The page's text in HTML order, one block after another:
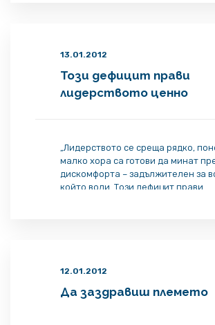
13.01.2012
Този дефицит прави
лидерството ценно
„Лидерството се среща рядко,
малко хора са готови да минат
дискомфорта – задължителен за
който води. Този дефицит прави
12.01.2012
Да заздравиш племето